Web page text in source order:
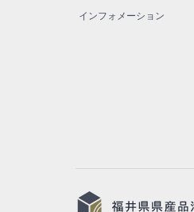
インフォメーション